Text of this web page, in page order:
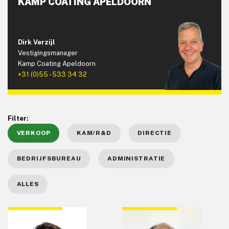
Dirk Verzijl
Vestigingsmanager
Kamp Coating Apeldoorn
+31 (0)55 - 533 34 32
Filter:
VERKOOP KAM/R&D DIRECTIE
BEDRIJFSBUREAU ADMINISTRATIE
ALLES